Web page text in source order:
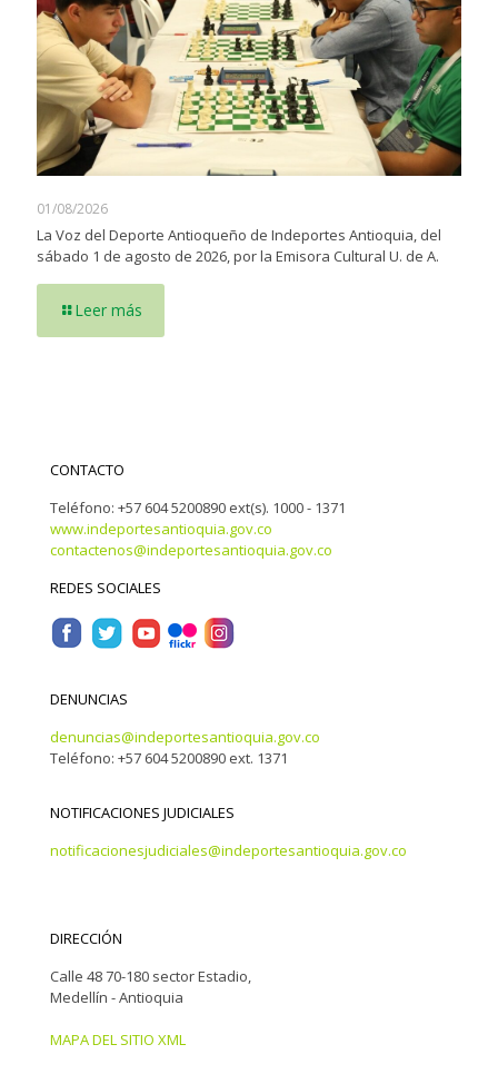
01/08/2026
La Voz del Deporte Antioqueño de Indeportes Antioquia, del
sábado 1 de agosto de 2026, por la Emisora Cultural U. de A.
Leer más
CONTACTO
Teléfono: +57 604 5200890 ext(s). 1000 - 1371
www.indeportesantioquia.gov.co
contactenos@indeportesantioquia.gov.co
REDES SOCIALES
DENUNCIAS
denuncias@indeportesantioquia.gov.co
Teléfono: +57 604 5200890 ext. 1371
NOTIFICACIONES JUDICIALES
notificacionesjudiciales@indeportesantioquia.gov.co
DIRECCIÓN
Calle 48 70-180 sector Estadio,
Medellín - Antioquia
MAPA DEL SITIO XML